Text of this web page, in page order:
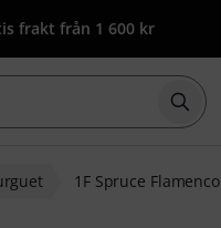
frakt från 1 600 kr
1F Spruce